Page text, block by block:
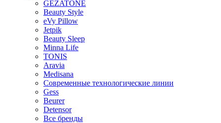
GEZATONE
Beauty Style
eVy Pillow
Jetpik
Beauty Sleep
Minna Life
TONIS
Aravia
Medisana
Современные технологические линии
Gess
Beurer
Detensor
Все бренды